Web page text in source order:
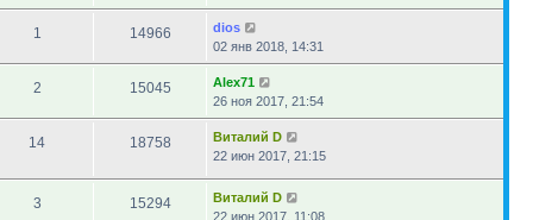
1 14966
dios
02 янв 2018, 14:31
2 15045
Alex71
26 ноя 2017, 21:54
14 18758
Виталий D
22 июн 2017, 21:15
3 15294
Виталий D
22 июн 2017, 11:08